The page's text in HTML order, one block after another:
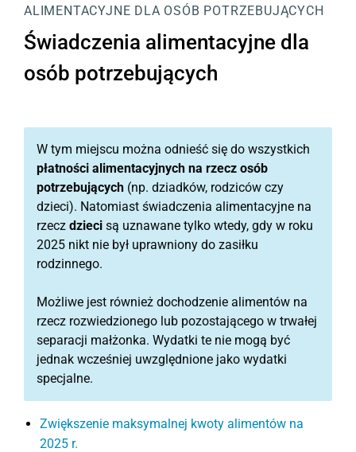
ALIMENTACYJNE DLA OSÓB POTRZEBUJĄCYCH
Świadczenia alimentacyjne dla
osób potrzebujących
W tym miejscu można odnieść się do wszystkich
płatności alimentacyjnych na rzecz osób
potrzebujących (np. dziadków, rodziców czy
dzieci). Natomiast świadczenia alimentacyjne na
rzecz dzieci są uznawane tylko wtedy, gdy w roku
2025 nikt nie był uprawniony do zasiłku
rodzinnego.
Możliwe jest również dochodzenie alimentów na
rzecz rozwiedzionego lub pozostającego w trwałej
separacji małżonka. Wydatki te nie mogą być
jednak wcześniej uwzględnione jako wydatki
specjalne.
Zwiększenie maksymalnej kwoty alimentów na
2025 r.